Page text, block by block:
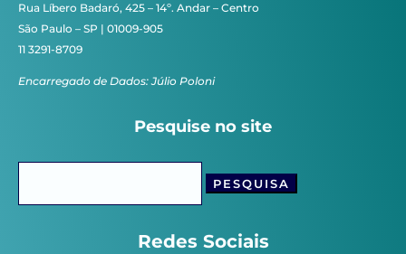
Rua Líbero Badaró, 425 – 14º. Andar – Centro
São Paulo – SP | 01009-905
11 3291-8709
Encarregado de Dados: Júlio Poloni
Pesquise no site
Redes Sociais